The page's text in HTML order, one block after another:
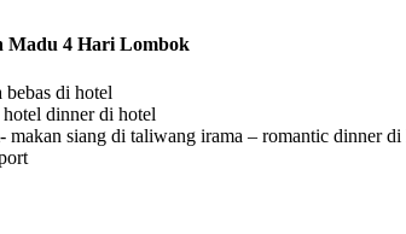
Madu 4 Hari Lombok
di hotel
dinner di hotel
makan siang di taliwang irama – romantic dinner di